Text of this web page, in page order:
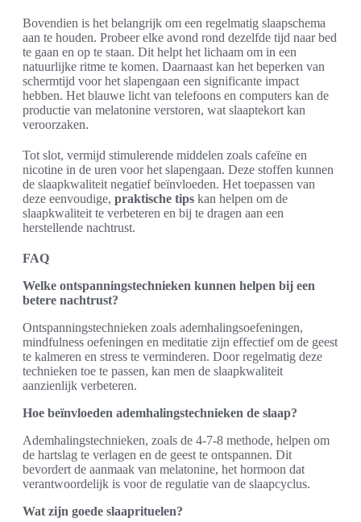
Bovendien is het belangrijk om een regelmatig slaapschema
aan te houden. Probeer elke avond rond dezelfde tijd naar bed
te gaan en op te staan. Dit helpt het lichaam om in een
natuurlijke ritme te komen. Daarnaast kan het beperken van
schermtijd voor het slapengaan een significante impact
hebben. Het blauwe licht van telefoons en computers kan de
productie van melatonine verstoren, wat slaaptekort kan
veroorzaken.
Tot slot, vermijd stimulerende middelen zoals cafeïne en
nicotine in de uren voor het slapengaan. Deze stoffen kunnen
de slaapkwaliteit negatief beïnvloeden. Het toepassen van
deze eenvoudige, praktische tips kan helpen om de
slaapkwaliteit te verbeteren en bij te dragen aan een
herstellende nachtrust.
FAQ
Welke ontspanningstechnieken kunnen helpen bij een
betere nachtrust?
Ontspanningstechnieken zoals ademhalingsoefeningen,
mindfulness oefeningen en meditatie zijn effectief om de geest
te kalmeren en stress te verminderen. Door regelmatig deze
technieken toe te passen, kan men de slaapkwaliteit
aanzienlijk verbeteren.
Hoe beïnvloeden ademhalingstechnieken de slaap?
Ademhalingstechnieken, zoals de 4-7-8 methode, helpen om
de hartslag te verlagen en de geest te ontspannen. Dit
bevordert de aanmaak van melatonine, het hormoon dat
verantwoordelijk is voor de regulatie van de slaapcyclus.
Wat zijn goede slaaprituelen?